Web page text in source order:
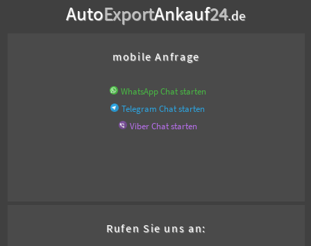
AutoExportAnkauf24.de
mobile Anfrage
WhatsApp Chat starten
Telegram Chat starten
Viber Chat starten
Rufen Sie uns an: